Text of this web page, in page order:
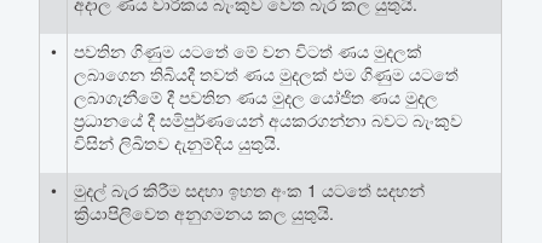
•
පවතින ගිණුම යටතේ මේ වන විටත් ණය මුදලක්
ලබාගෙන තිබියදී තවත් ණය මුදලක් එම ගිණුම යටතේ
ලබාගැනීමේ දී පවතින ණය මුදල යෝජිත ණය මුදල
ප්‍රධානයේ දී සමිපුර්ණයෙන් අයකරගන්නා බවට බැංකුව
විසින් ලිඛිතව දැනුම්දිය යුතුයි.
•
මුදල් බැර කිරීම සදහා ඉහත අංක 1 යටතේ සදහන්
ක්‍රියාපිලිවෙත අනුගමනය කල යුතුයි.